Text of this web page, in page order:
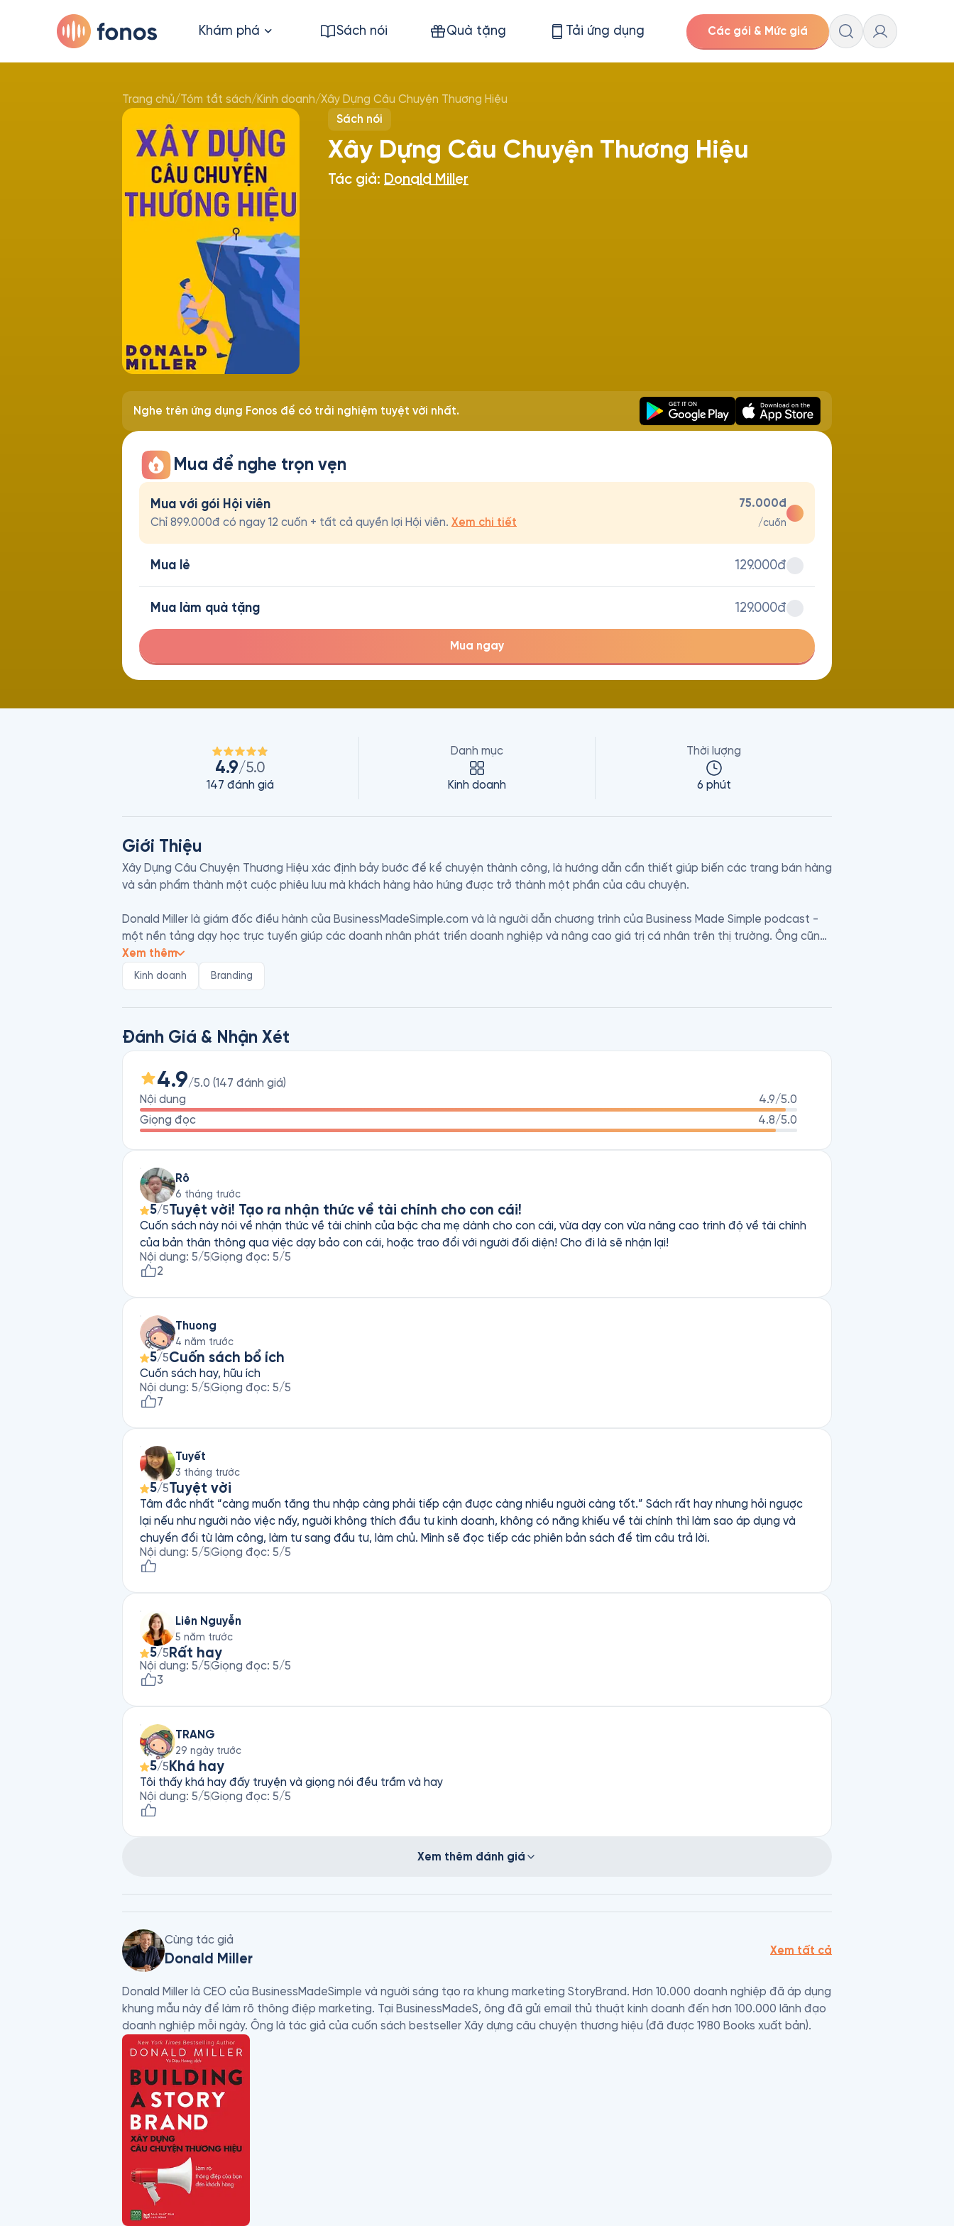
Khám phá Sách nói Quà tặng Tải ứng dụng Các gói & Mức giá
Trang chủ/Tóm tắt sách/Kinh doanh/Xây Dựng Câu Chuyện Thương Hiệu
Sách nói
Xây Dựng Câu Chuyện Thương Hiệu
Tác giả: Donald Miller
Nghe trên ứng dụng Fonos để có trải nghiệm tuyệt vời nhất.
Mua để nghe trọn vẹn
Mua với gói Hội viên
Chỉ 899.000đ có ngay 12 cuốn + tất cả quyền lợi Hội viên. Xem chi tiết
75.000đ
/cuốn
Mua lẻ 129.000đ
Mua làm quà tặng 129.000đ
Mua ngay
4.9/5.0
147 đánh giá
Danh mục
Kinh doanh
Thời lượng
6 phút
Giới Thiệu
Xây Dựng Câu Chuyện Thương Hiệu xác định bảy bước để kể chuyện thành công, là hướng dẫn cần thiết giúp biến các trang bán hàng
và sản phẩm thành một cuộc phiêu lưu mà khách hàng hào hứng được trở thành một phần của câu chuyện.
Donald Miller là giám đốc điều hành của BusinessMadeSimple.com và là người dẫn chương trình của Business Made Simple podcast -
một nền tảng dạy học trực tuyến giúp các doanh nhân phát triển doanh nghiệp và nâng cao giá trị cá nhân trên thị trường. Ông cũng
là CEO của StoryBrand - một công ty cung cấp dịch vụ marketing cho các doanh nghiệp. Những tác phẩm làm nên tên tuổi của của
Donald Miller bao gồm Xây Dựng Câu Chuyện Thương Hiệu, Kinh Doanh Giỏi Phải Kiếm Được Tiền, Marketing Phải Bán Được Hàng…
Xem thêm
Kinh doanh Branding
Đánh Giá & Nhận Xét
4.9/5.0 (147 đánh giá)
Nội dung
4.9/5.0
Giọng đọc
4.8/5.0
Rô
6 tháng trước
5/5Tuyệt vời! Tạo ra nhận thức về tài chính cho con cái!
Cuốn sách này nói về nhận thức về tài chính của bậc cha mẹ dành cho con cái, vừa dạy con vừa nâng cao trình độ về tài chính
của bản thân thông qua việc dạy bảo con cái, hoặc trao đổi với người đối diện! Cho đi là sẽ nhận lại!
Nội dung: 5/5Giọng đọc: 5/5
2
Thuong
4 năm trước
5/5Cuốn sách bổ ích
Cuốn sách hay, hữu ích
Nội dung: 5/5Giọng đọc: 5/5
7
Tuyết
3 tháng trước
5/5Tuyệt vời
Tâm đắc nhất “càng muốn tăng thu nhập càng phải tiếp cận được càng nhiều người càng tốt.” Sách rất hay nhưng hỏi ngược
lại nếu như người nào việc nấy, người không thích đầu tư kinh doanh, không có năng khiếu về tài chính thì làm sao áp dụng và
chuyển đổi từ làm công, làm tư sang đầu tư, làm chủ. Mình sẽ đọc tiếp các phiên bản sách để tìm câu trả lời.
Nội dung: 5/5Giọng đọc: 5/5
Liên Nguyễn
5 năm trước
5/5 Rất hay
Nội dung: 5/5Giọng đọc: 5/5
3
TRANG
29 ngày trước
5/5 Khá hay
Tôi thấy khá hay đấy truyện và giọng nói đều trầm và hay
Nội dung: 5/5Giọng đọc: 5/5
Xem thêm đánh giá
Cùng tác giả
Donald Miller
Xem tất cả
Donald Miller là CEO của BusinessMadeSimple và người sáng tạo ra khung marketing StoryBrand. Hơn 10.000 doanh nghiệp đã áp dụng
khung mẫu này để làm rõ thông điệp marketing. Tại BusinessMadeS, ông đã gửi email thủ thuật kinh doanh đến hơn 100.000 lãnh đạo
doanh nghiệp mỗi ngày. Ông là tác giả của cuốn sách bestseller Xây dựng câu chuyện thương hiệu (đã được 1980 Books xuất bản).